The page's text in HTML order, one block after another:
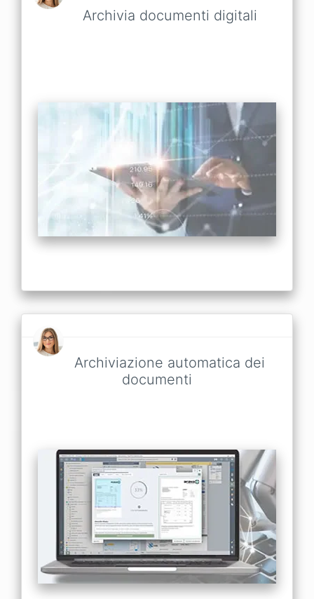
Archivia documenti digitali
Archiviazione automatica dei
documenti